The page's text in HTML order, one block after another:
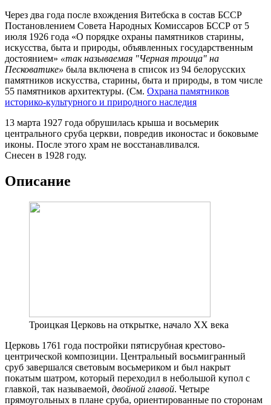
Через два года после вхождения Витебска в состав БССР
Постановлением Совета Народных Комиссаров БССР от 5
июля 1926 года «О порядке охраны памятников старины,
искусства, быта и природы, объявленных государственным
достоянием» «так называемая "Черная троица" на
Песковатике» была включена в список из 94 белорусских
памятников искусства, старины, быта и природы, в том числе
55 памятников архитектуры. (См. Охрана памятников
историко-культурного и природного наследия
13 марта 1927 года обрушилась крыша и восьмерик
центрального сруба церкви, повредив иконостас и боковыме
иконы. После этого храм не восстанавливался.
Снесен в 1928 году.
Описание
Троицкая Церковь на открытке, начало XX века
Церковь 1761 года постройки пятисрубная крестово-
центрической композиции. Центральный восьмигранный
сруб завершался световым восьмериком и был накрыт
покатым шатром, который переходил в небольшой купол с
главкой, так называемой, двойной главой. Четыре
прямоугольных в плане сруба, ориентированные по сторонам